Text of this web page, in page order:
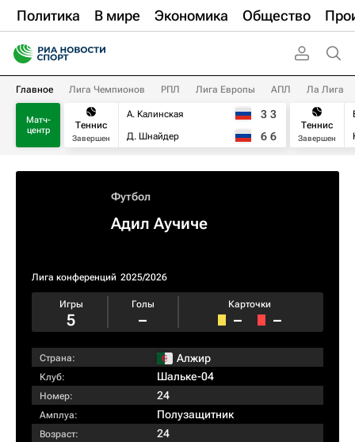
Политика В мире Экономика Общество
Главное Лига Чемпионов РПЛ Лига Европы АПЛ Ла Лига
Матч-
центр
Теннис
Завершен
А. Калинская
Д. Шнайдер
3 3
6 6
Теннис
Завершен
Футбол
Адил Аучиче
Лига конференций 2025/2026
Игры
5
Голы
–
Карточки
– –
Страна: Алжир
Клуб: Шальке-04
Номер: 24
Амплуа: Полузащитник
Возраст: 24